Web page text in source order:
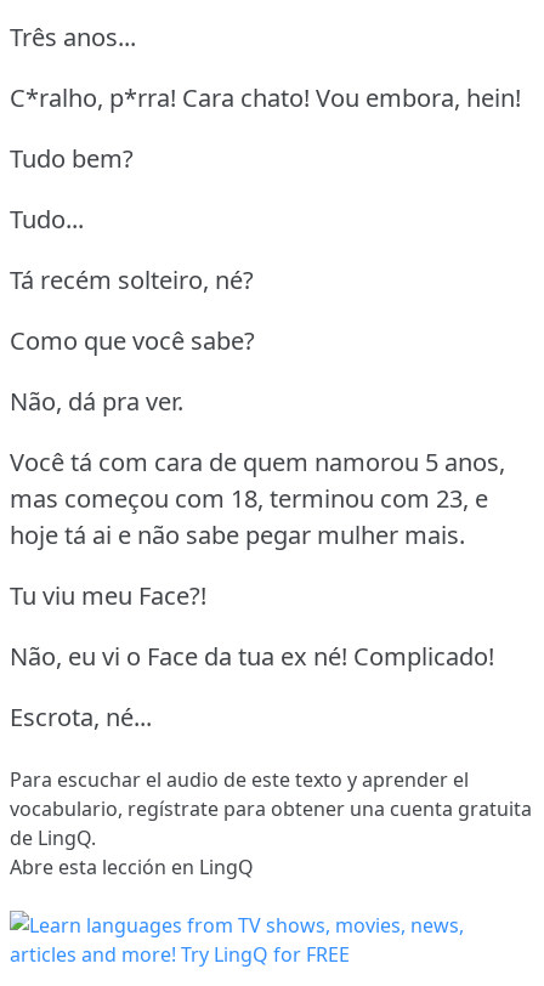
Três anos...
C*ralho, p*rra! Cara chato! Vou embora, hein!
Tudo bem?
Tudo...
Tá recém solteiro, né?
Como que você sabe?
Não, dá pra ver.
Você tá com cara de quem namorou 5 anos,
mas começou com 18, terminou com 23, e
hoje tá ai e não sabe pegar mulher mais.
Tu viu meu Face?!
Não, eu vi o Face da tua ex né! Complicado!
Escrota, né...
Para escuchar el audio de este texto y aprender el
vocabulario, regístrate para obtener una cuenta gratuita
de LingQ.
Abre esta lección en LingQ